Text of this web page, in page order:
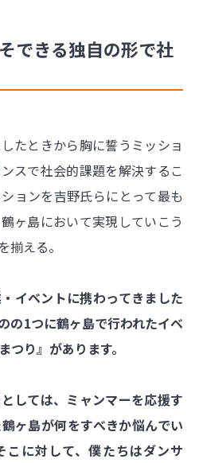
できる独自の形で社
たときから胸に誓うミッショ
スで社会的課題を解決するこ
ョンを吉野氏らにとって最も
ヶ島において実現していこう
揃える。
イベントに携わってきました
の1つに鶴ヶ島で行われたイベ
つり』があります。
しては、ミャンマーを応援す
ヶ島が何をすべきか悩んでい
こに対して、僕たちはダンサ